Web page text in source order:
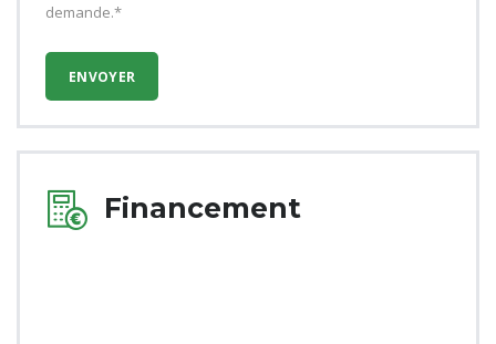
demande.*
Financement